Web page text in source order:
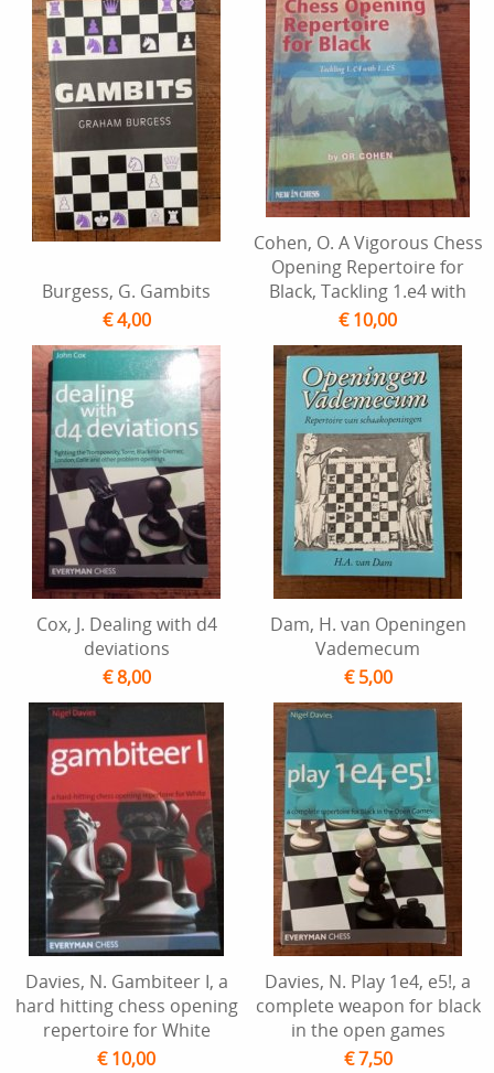
Burgess, G. Gambits
€ 4,00
Cohen, O. A Vigorous Chess
Opening Repertoire for
Black, Tackling 1.e4 with
€ 10,00
Cox, J. Dealing with d4
deviations
€ 8,00
Dam, H. van Openingen
Vademecum
€ 5,00
Davies, N. Gambiteer I, a
hard hitting chess opening
repertoire for White
€ 10,00
Davies, N. Play 1e4, e5!, a
complete weapon for black
in the open games
€ 7,50